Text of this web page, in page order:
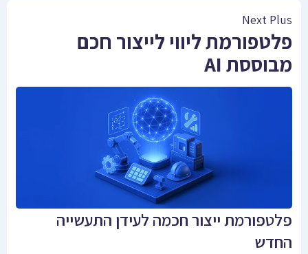
Next Plus
פלטפורמת ליווי לייצור חכם
מבוססת AI
פלטפורמת ייצור חכמה לעידן התעשייה
החדש